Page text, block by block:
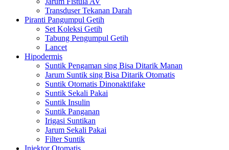
Transduser Tekanan Darah
Piranti Pangumpul Getih
Set Koleksi Getih
Tabung Pengumpul Getih
Lancet
Hipodermis
Suntik Pengaman sing Bisa Ditarik Manan
Jarum Suntik sing Bisa Ditarik Otomatis
Suntik Otomatis Dinonaktifake
Suntik Sekali Pakai
Suntik Insulin
Suntik Panganan
Irigasi Suntikan
Jarum Sekali Pakai
Filter Suntik
Injektor Otomatis